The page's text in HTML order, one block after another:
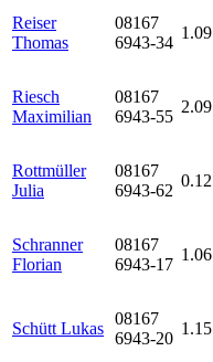
Reiser
Thomas
08167
6943-34
1.09
Riesch
Maximilian
08167
6943-55
2.09
Rottmüller
Julia
08167
6943-62
0.12
Schranner
Florian
08167
6943-17
1.06
Schütt Lukas
08167
6943-20
1.15